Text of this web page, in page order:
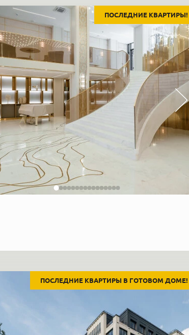
ПОСЛЕДНИЕ КВАРТИРЫ!
ПОСЛЕДНИЕ КВАРТИРЫ В ГОТОВОМ ДОМЕ!